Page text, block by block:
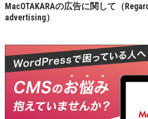
MacOTAKARAの広告に関して（
advertising）